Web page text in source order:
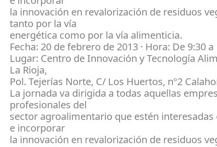
la innovación en revalorización de residuos
tanto por la vía
energética como por la vía alimenticia.
Fecha: 20 de febrero de 2013 · Hora: De 9:30 a
Lugar: Centro de Innovación y Tecnología
La Rioja,
Pol. Tejerías Norte, C/ Los Huertos, nº2
La jornada va dirigida a todas aquellas
profesionales del
sector agroalimentario que estén interesadas
e incorporar
la innovación en revalorización de residuos